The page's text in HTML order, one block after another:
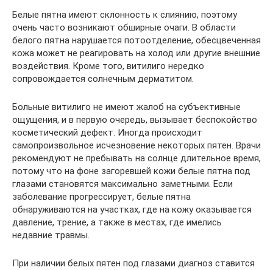
Белые пятна имеют склонность к слиянию, поэтому
очень часто возникают обширные очаги. В области
белого пятна нарушается потоотделение, обесцвеченная
кожа может не реагировать на холод или другие внешние
воздействия. Кроме того, витилиго нередко
сопровождается солнечным дерматитом.
Больные витилиго не имеют жалоб на субъективные
ощущения, и в первую очередь, вызывает беспокойство
косметический дефект. Иногда происходит
самопроизвольное исчезновение некоторых пятен. Врачи
рекомендуют не пребывать на солнце длительное время,
потому что на фоне загоревшей кожи белые пятна под
глазами становятся максимально заметными. Если
заболевание прогрессирует, белые пятна
обнаруживаются на участках, где на кожу оказывается
давление, трение, а также в местах, где имелись
недавние травмы.
При наличии белых пятен под глазами диагноз ставится